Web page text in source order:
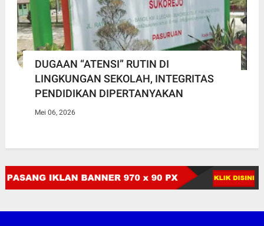
DUGAAN “ATENSI” RUTIN DI
LINGKUNGAN SEKOLAH, INTEGRITAS
PENDIDIKAN DIPERTANYAKAN
Mei 06, 2026